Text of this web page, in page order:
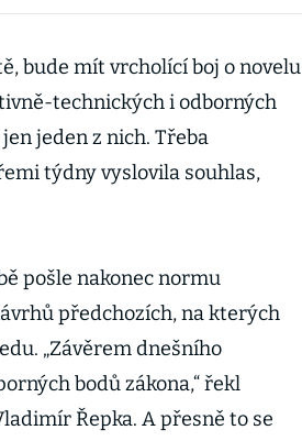
bude mít vrcholící boj o novelu
technických i odborných
jeden z nich. Třeba
týdny vyslovila souhlas,
pošle nakonec normu
předchozích, na kterých
„Závěrem dnešního
bodů zákona,“ řekl
Řepka. A přesně to se